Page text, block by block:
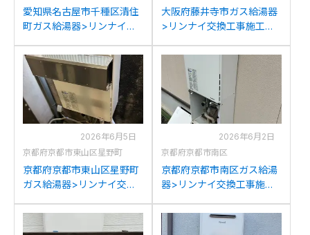
愛知県名古屋市千種区清住
町ガス給湯器>リンナイ交
RUF-A2400SAWからリン
ナイRUF-205SAW(B)への
交換
大阪府藤井寺市ガス給湯器
>リンナイ交換工事施工事
A2000AW(A)からリンナイ
RUF-205SAW(B)への交換
2026年6月5日
京都府京都市東山区星野町
京都府京都市東山区星野町
ガス給湯器>リンナイ交換
YRUF-A2000SAWからリン
ナイRUF-205SAW(B)への
2026年6月2日
京都府京都市南区
京都府京都市南区ガス給湯
器>リンナイ交換工事施工
V2401SAW-1Jからリンナイ
RUF-205SAW(B)への交換